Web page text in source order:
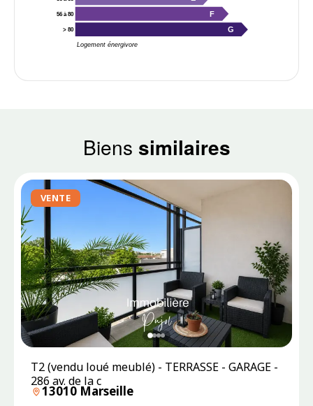
Logement énergivore
56 à 80 F
> 80 G
Biens similaires
VENTE
T2 (vendu loué meublé) - TERRASSE - GARAGE -
286 av. de la c
13010 Marseille